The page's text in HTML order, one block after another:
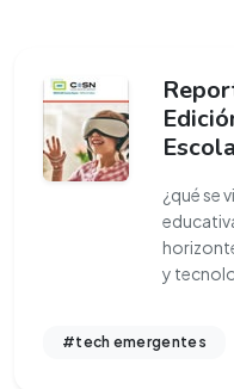
¿qué se
y
#tech emergentes